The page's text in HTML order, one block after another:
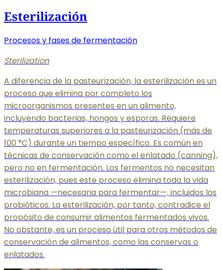
Esterilización
Procesos y fases de fermentación
Sterilization
A diferencia de la pasteurización, la esterilización es un
proceso que elimina por completo los
microorganismos presentes en un alimento,
incluyendo bacterias, hongos y esporas. Requiere
temperaturas superiores a la pasteurización (más de
100 °C) durante un tiempo específico. Es común en
técnicas de conservación como el enlatado (canning),
pero no en fermentación. Los fermentos no necesitan
esterilización, pues este proceso elimina toda la vida
microbiana —necesaria para fermentar—, incluidos los
probióticos. La esterilización, por tanto, contradice el
propósito de consumir alimentos fermentados vivos.
No obstante, es un proceso útil para otros métodos de
conservación de alimentos, como las conservas o
enlatados.